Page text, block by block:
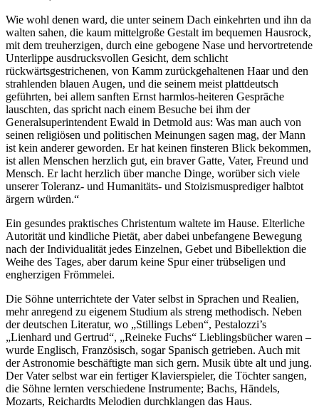
Wie wohl denen ward, die unter seinem Dach einkehrten und ihn da
walten sahen, die kaum mittelgroße Gestalt im bequemen Hausrock,
mit dem treuherzigen, durch eine gebogene Nase und hervortretende
Unterlippe ausdrucksvollen Gesicht, dem schlicht
rückwärtsgestrichenen, von Kamm zurückgehaltenen Haar und den
strahlenden blauen Augen, und die seinem meist plattdeutsch
geführten, bei allem sanften Ernst harmlos-heiteren Gespräche
lauschten, das spricht nach einem Besuche bei ihm der
Generalsuperintendent Ewald in Detmold aus: Was man auch von
seinen religiösen und politischen Meinungen sagen mag, der Mann
ist kein anderer geworden. Er hat keinen finsteren Blick bekommen,
ist allen Menschen herzlich gut, ein braver Gatte, Vater, Freund und
Mensch. Er lacht herzlich über manche Dinge, worüber sich viele
unserer Toleranz- und Humanitäts- und Stoizismusprediger halbtot
ärgern würden.“
Ein gesundes praktisches Christentum waltete im Hause. Elterliche
Autorität und kindliche Pietät, aber dabei unbefangene Bewegung
nach der Individualität jedes Einzelnen, Gebet und Bibellektion die
Weihe des Tages, aber darum keine Spur einer trübseligen und
engherzigen Frömmelei.
Die Söhne unterrichtete der Vater selbst in Sprachen und Realien,
mehr anregend zu eigenem Studium als streng methodisch. Neben
der deutschen Literatur, wo „Stillings Leben“, Pestalozzi’s
„Lienhard und Gertrud“, „Reineke Fuchs“ Lieblingsbücher waren –
wurde Englisch, Französisch, sogar Spanisch getrieben. Auch mit
der Astronomie beschäftigte man sich gern. Musik übte alt und jung.
Der Vater selbst war ein fertiger Klavierspieler, die Töchter sangen,
die Söhne lernten verschiedene Instrumente; Bachs, Händels,
Mozarts, Reichardts Melodien durchklangen das Haus.